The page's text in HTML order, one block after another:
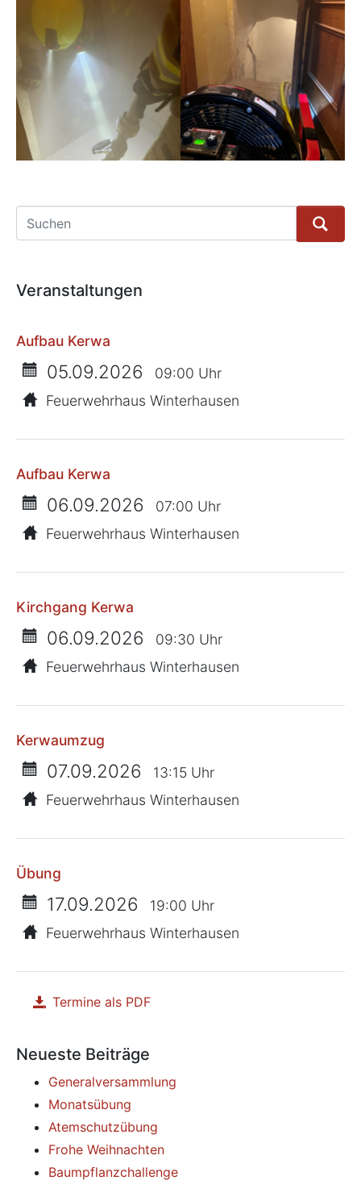
Suche
Veranstaltungen
Aufbau Kerwa
05.09.2026
09:00 Uhr
Feuerwehrhaus Winterhausen
Aufbau Kerwa
06.09.2026
07:00 Uhr
Feuerwehrhaus Winterhausen
Kirchgang Kerwa
06.09.2026
09:30 Uhr
Feuerwehrhaus Winterhausen
Kerwaumzug
07.09.2026
13:15 Uhr
Feuerwehrhaus Winterhausen
Übung
17.09.2026
19:00 Uhr
Feuerwehrhaus Winterhausen
Termine als PDF
Neueste Beiträge
Generalversammlung
Monatsübung
Atemschutzübung
Frohe Weihnachten
Baumpflanzchallenge